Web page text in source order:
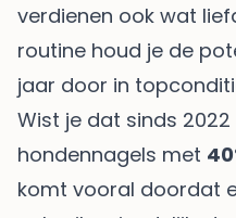
verdienen ook wat
routine houd je de
jaar door in
Wist je dat sinds
hondennagels met
komt vooral doordat